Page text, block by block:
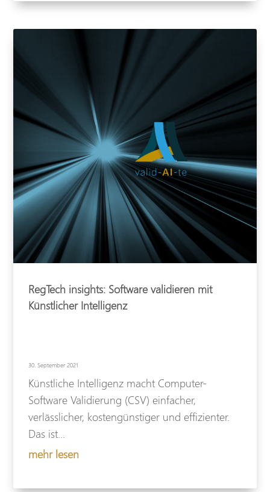
RegTech insights: Software validieren mit
Künstlicher Intelligenz
30. September 2021
Künstliche Intelligenz macht Computer-
Software Validierung (CSV) einfacher,
verlässlicher, kostengünstiger und effizienter.
Das ist...
mehr lesen